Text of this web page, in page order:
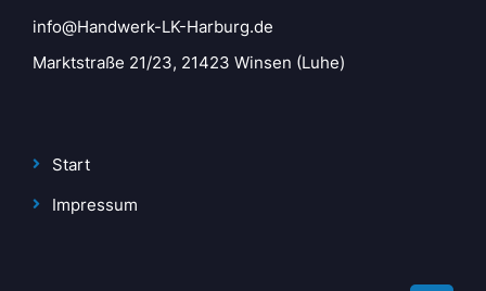
info@Handwerk-LK-Harburg.de
Marktstraße 21/23, 21423 Winsen (Luhe)
Start
Impressum